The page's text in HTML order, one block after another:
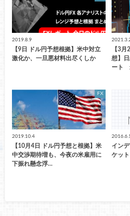
2019.8.9
【9日 ドル円予想根拠】米中対立
激化か、一旦悪材料出尽くしか
【3
想】
ート
FX
2019.10.4
【10月4日 ドル円予想と根拠】米
中交渉期待増も、今夜の米雇用に
下振れ懸念浮…
イン
ケッ